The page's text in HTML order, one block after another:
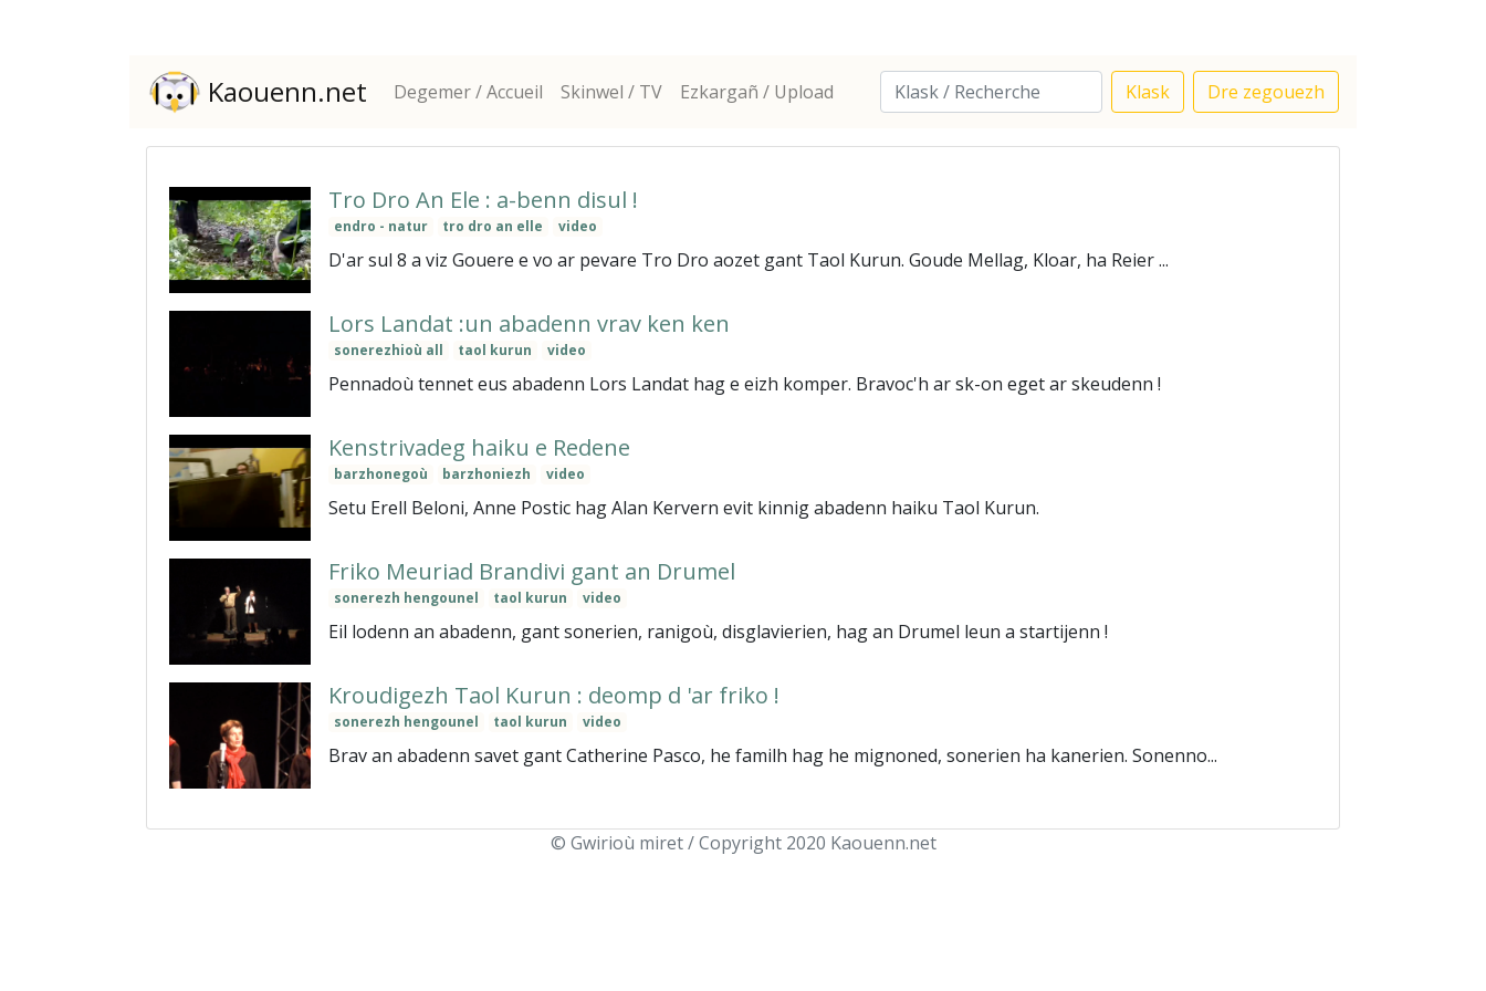
Kaouenn.net Degemer / Accueil Skinwel / TV Ezkargañ / Upload Klask Dre zegouezh
Tro Dro An Ele : a-benn disul !
endro - natur tro dro an elle video
D'ar sul 8 a viz Gouere e vo ar pevare Tro Dro aozet gant Taol Kurun. Goude Mellag, Kloar, ha Reier ...
Lors Landat :un abadenn vrav ken ken
sonerezhioù all taol kurun video
Pennadoù tennet eus abadenn Lors Landat hag e eizh komper. Bravoc'h ar sk-on eget ar skeudenn !
Kenstrivadeg haiku e Redene
barzhonegoù barzhoniezh video
Setu Erell Beloni, Anne Postic hag Alan Kervern evit kinnig abadenn haiku Taol Kurun.
Friko Meuriad Brandivi gant an Drumel
sonerezh hengounel taol kurun video
Eil lodenn an abadenn, gant sonerien, ranigoù, disglavierien, hag an Drumel leun a startijenn !
Kroudigezh Taol Kurun : deomp d 'ar friko !
sonerezh hengounel taol kurun video
Brav an abadenn savet gant Catherine Pasco, he familh hag he mignoned, sonerien ha kanerien. Sonenno...
© Gwirioù miret / Copyright 2020 Kaouenn.net